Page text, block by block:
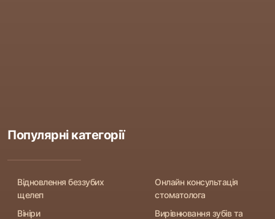
Популярні категорії
Відновлення беззубих
щелеп
Вініри
Онлайн консультація
стоматолога
Вирівнювання зубів та